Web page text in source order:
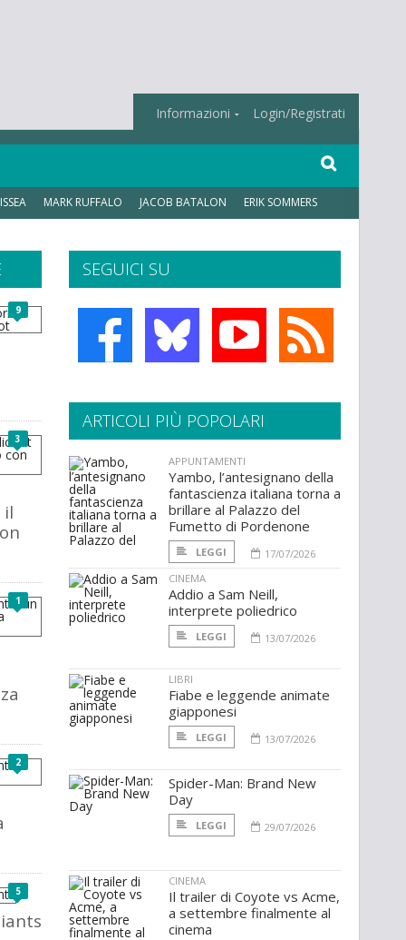
Informazioni Login/Registrati
MARK RUFFALO JACOB BATALON ERIK SOMMERS
SEGUICI SU
9
3
il
1
2
5
ARTICOLI PIÙ POPOLARI
APPUNTAMENTI
Yambo, l’antesignano della
fantascienza italiana torna a
brillare al Palazzo del
Fumetto di Pordenone
LEGGI
17/07/2026
CINEMA
Addio a Sam Neill,
interprete poliedrico
LEGGI 13/07/2026
LIBRI
Fiabe e leggende animate
giapponesi
LEGGI 13/07/2026
Spider-Man: Brand New
Day
LEGGI 29/07/2026
CINEMA
Il trailer di Coyote vs Acme,
a settembre finalmente al
cinema